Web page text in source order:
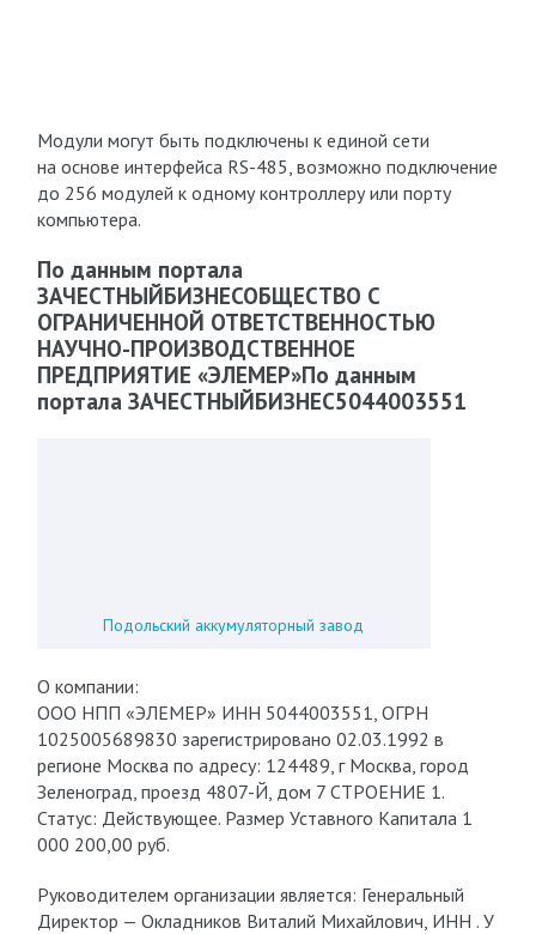
Модули могут быть подключены к единой сети
на основе интерфейса RS-485, возможно подключение
до 256 модулей к одному контроллеру или порту
компьютера.
По данным портала
ЗАЧЕСТНЫЙБИЗНЕСОБЩЕСТВО С
ОГРАНИЧЕННОЙ ОТВЕТСТВЕННОСТЬЮ
НАУЧНО-ПРОИЗВОДСТВЕННОЕ
ПРЕДПРИЯТИЕ «ЭЛЕМЕР»По данным
портала ЗАЧЕСТНЫЙБИЗНЕС5044003551
Подольский аккумуляторный завод
О компании:
ООО НПП «ЭЛЕМЕР» ИНН 5044003551, ОГРН
1025005689830 зарегистрировано 02.03.1992 в
регионе Москва по адресу: 124489, г Москва, город
Зеленоград, проезд 4807-Й, дом 7 СТРОЕНИЕ 1.
Статус: Действующее. Размер Уставного Капитала 1
000 200,00 руб.
Руководителем организации является: Генеральный
Директор — Окладников Виталий Михайлович, ИНН . У